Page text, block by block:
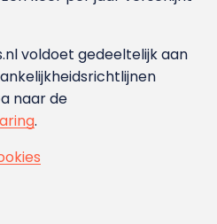
voldoet gedeeltelijk aan
naar de
.